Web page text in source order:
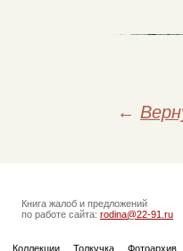
←
Книга жалоб и предложений
по работе сайта: rodina@22-91.ru
Коллекции Толкучка Фотоархив